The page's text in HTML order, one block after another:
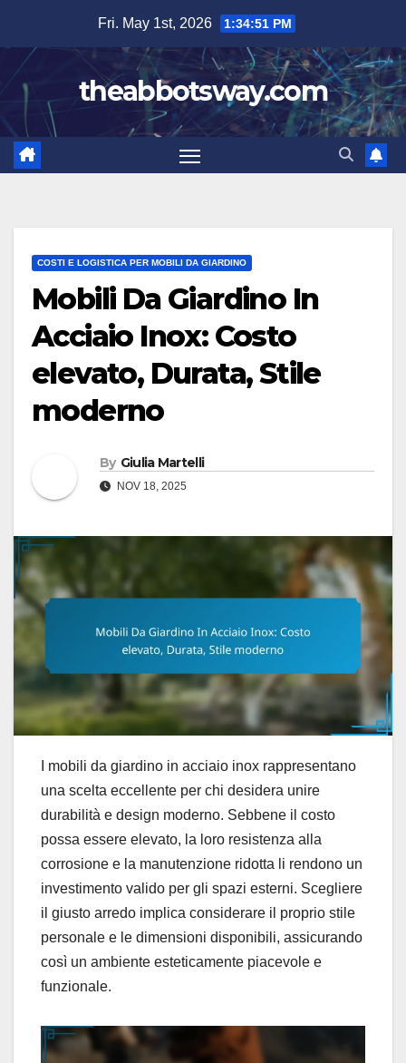
content
Fri. May 1st, 2026 1:34:52 PM
theabbotsway.com
COSTI E LOGISTICA PER MOBILI DA GIARDINO
Mobili Da Giardino In
Acciaio Inox: Costo
elevato, Durata, Stile
moderno
By Giulia Martelli
NOV 18, 2025
I mobili da giardino in acciaio inox rappresentano
una scelta eccellente per chi desidera unire
durabilità e design moderno. Sebbene il costo
possa essere elevato, la loro resistenza alla
corrosione e la manutenzione ridotta li rendono un
investimento valido per gli spazi esterni. Scegliere
il giusto arredo implica considerare il proprio stile
personale e le dimensioni disponibili, assicurando
così un ambiente esteticamente piacevole e
funzionale.